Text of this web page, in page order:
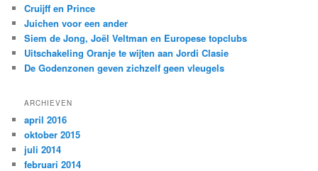
n
Cruijff en Prince
Juichen voor een ander
Siem de Jong, Joël Veltman en Europese topclubs
Uitschakeling Oranje te wijten aan Jordi Clasie
De Godenzonen geven zichzelf geen vleugels
ARCHIEVEN
april 2016
oktober 2015
juli 2014
februari 2014